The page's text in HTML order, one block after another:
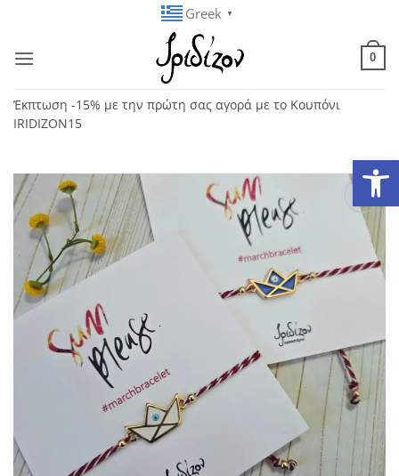
περιεχόμενο
Greek ▼
0
Έκπτωση -15% με την πρώτη σας αγορά με το Κουπόνι
IRIDIZON15
Add to
wishlist